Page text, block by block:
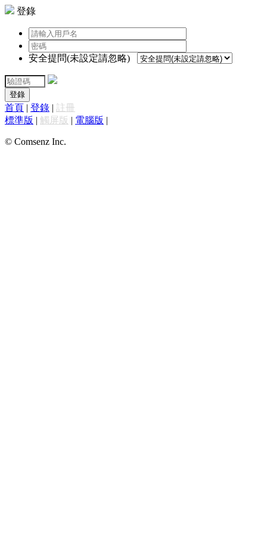
登錄
安全提問(未設定請忽略)
登錄
首頁 | 登錄 | 註冊
標準版 | 觸屏版 | 電腦版 |
© Comsenz Inc.